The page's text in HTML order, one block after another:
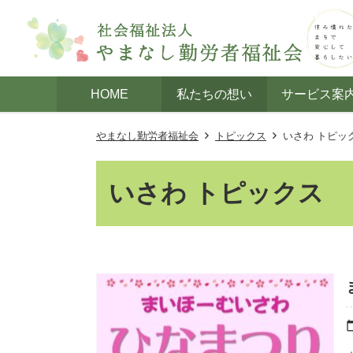
HOME 私たちの想い サービス案
やまなし勤労者福祉会 トピックス いさわ トピッ
いさわ トピックス